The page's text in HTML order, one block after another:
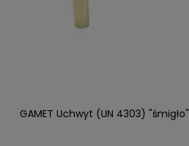
GAMET Uchwyt (UN 4303)